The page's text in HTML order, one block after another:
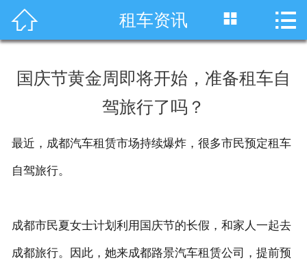
 首页
川藏线租车
租车价格
 租车资讯  
国庆节黄金周即将开始，准备租车自
驾旅行了吗？
最近，成都汽车租赁市场持续爆炸，很多市民预定租车
自驾旅行。
成都市民夏女士计划利用国庆节的长假，和家人一起去
成都旅行。因此，她来成都路景汽车租赁公司，提前预